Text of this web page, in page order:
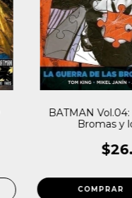
BATMAN
Bromas y